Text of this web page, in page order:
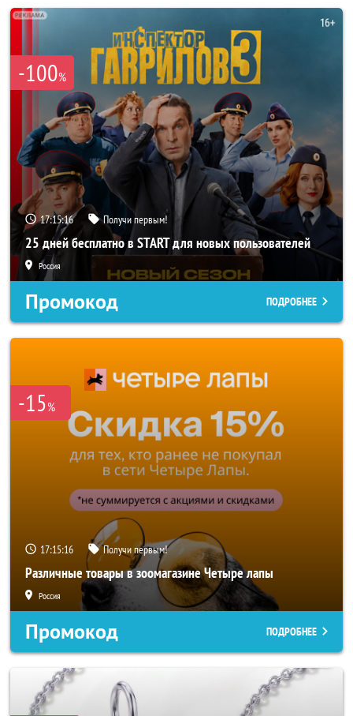
-100%
17:15:14 Получи первым!
25 дней бесплатно в START для новых пользователей
Россия
Промокод ПОДРОБНЕЕ
-15%
17:15:14 Получи первым!
Различные товары в зоомагазине Четыре лапы
Россия
Промокод ПОДРОБНЕЕ